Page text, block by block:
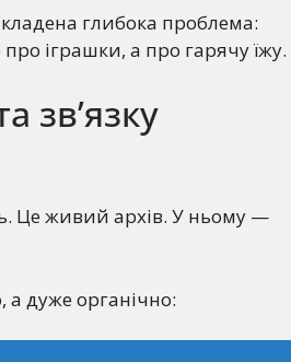
глибока проблема:
іграшки, а про гарячу їжу.
зв’язку
Це живий архів. У ньому —
а дуже органічно: